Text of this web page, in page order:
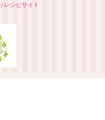
レシピサイト